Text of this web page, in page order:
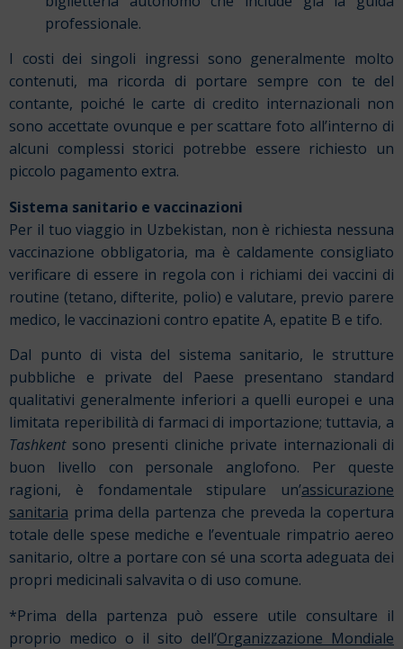
professionale.
I costi dei singoli ingressi sono generalmente molto
contenuti, ma ricorda di portare sempre con te del
contante, poiché le carte di credito internazionali non
sono accettate ovunque e per scattare foto all’interno di
alcuni complessi storici potrebbe essere richiesto un
piccolo pagamento extra.
Sistema sanitario e vaccinazioni
Per il tuo viaggio in Uzbekistan, non è richiesta nessuna
vaccinazione obbligatoria, ma è caldamente consigliato
verificare di essere in regola con i richiami dei vaccini di
routine (tetano, difterite, polio) e valutare, previo parere
medico, le vaccinazioni contro epatite A, epatite B e tifo.
Dal punto di vista del sistema sanitario, le strutture
pubbliche e private del Paese presentano standard
qualitativi generalmente inferiori a quelli europei e una
limitata reperibilità di farmaci di importazione; tuttavia, a
Tashkentsono presenti cliniche private internazionali di
buon livello con personale anglofono. Per queste
ragioni, è fondamentale stipulare un’assicurazione
sanitaria prima della partenza che preveda la copertura
totale delle spese mediche e l’eventuale rimpatrio aereo
sanitario, oltre a portare con sé una scorta adeguata dei
propri medicinali salvavita o di uso comune.
*Prima della partenza può essere utile consultare il
proprio medico o il sito dell’Organizzazione Mondiale